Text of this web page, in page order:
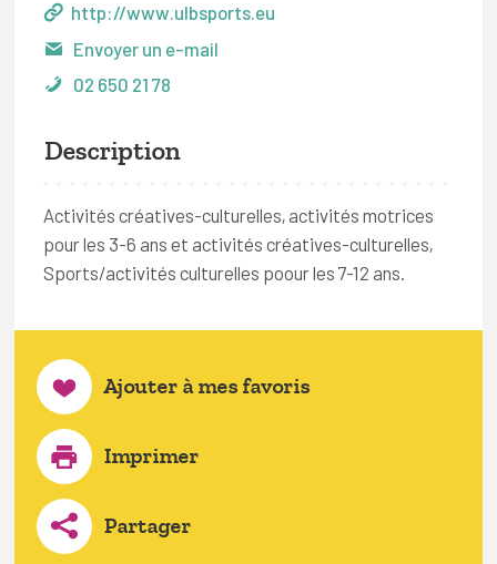
http://www.ulbsports.eu
Envoyer un e-mail
02 650 21 78
Description
Activités créatives-culturelles, activités motrices
pour les 3-6 ans et activités créatives-culturelles,
Sports/activités culturelles poour les 7-12 ans.
Ajouter à mes favoris
Imprimer
Partager